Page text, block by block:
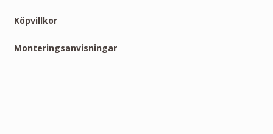
Köpvillkor
Monteringsanvisningar